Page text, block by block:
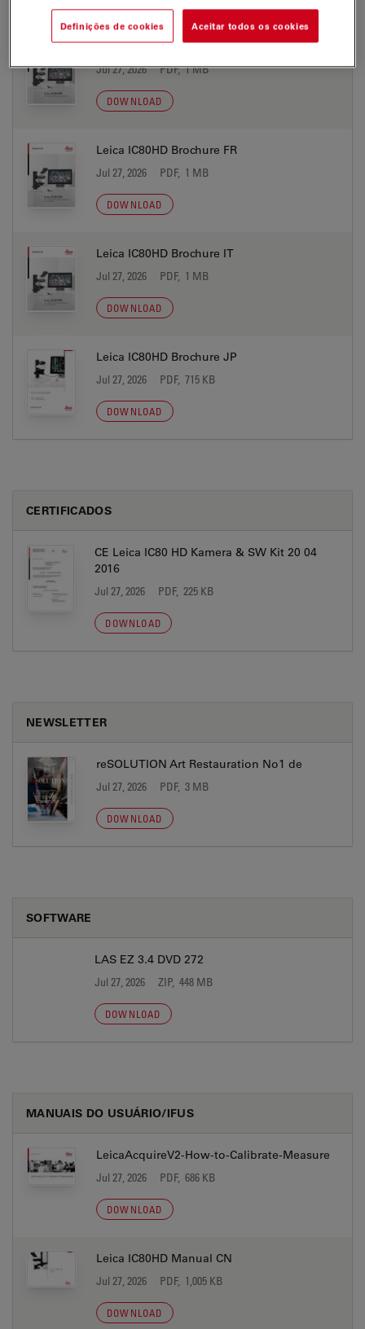
Leica IC80HD Brochure ES
Jul 27, 2026 PDF, 1 MB
DOWNLOAD
Leica IC80HD Brochure FR
Jul 27, 2026 PDF, 1 MB
DOWNLOAD
Leica IC80HD Brochure IT
Jul 27, 2026 PDF, 1 MB
DOWNLOAD
Leica IC80HD Brochure JP
Jul 27, 2026 PDF, 715 KB
DOWNLOAD
CERTIFICADOS
CE Leica IC80 HD Kamera & SW Kit 20 04
2016
Jul 27, 2026 PDF, 225 KB
DOWNLOAD
NEWSLETTER
reSOLUTION Art Restauration No1 de
Jul 27, 2026 PDF, 3 MB
DOWNLOAD
SOFTWARE
LAS EZ 3.4 DVD 272
Jul 27, 2026 ZIP, 448 MB
DOWNLOAD
MANUAIS DO USUÁRIO/IFUS
LeicaAcquireV2-How-to-Calibrate-Measure
Jul 27, 2026 PDF, 686 KB
DOWNLOAD
Leica IC80HD Manual CN
Jul 27, 2026 PDF, 1,005 KB
DOWNLOAD
Definições de cookies Aceitar todos os cookies